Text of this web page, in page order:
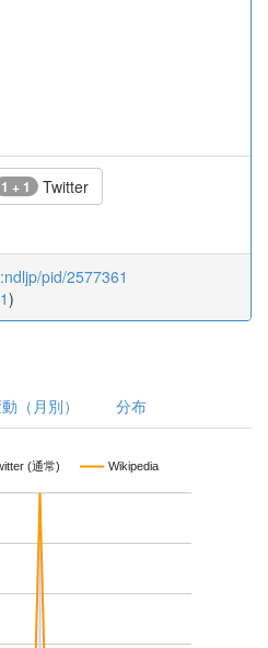
1 + 1 Twitter
pid/2577361
)
（月別） 分布
(通常) Wikipedia